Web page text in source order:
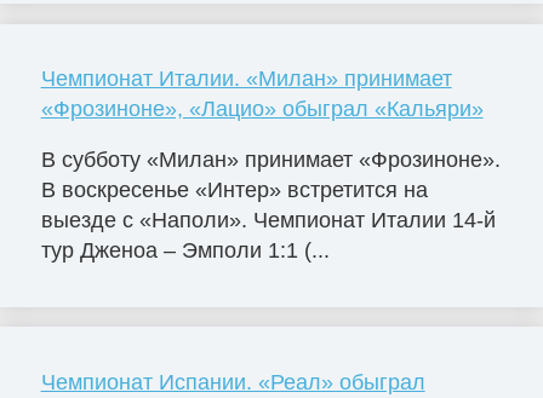
Чемпионат Италии. «Милан» принимает
«Фрозиноне», «Лацио» обыграл «Кальяри»
В субботу «Милан» принимает «Фрозиноне».
В воскресенье «Интер» встретится на
выезде с «Наполи». Чемпионат Италии 14-й
тур Дженоа – Эмполи 1:1 (...
Чемпионат Испании. «Реал» обыграл